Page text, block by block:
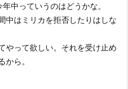
中っていうのはどうかな。
中はミリカを拒否したりはしな
やって欲しい。それを受け止め
から。